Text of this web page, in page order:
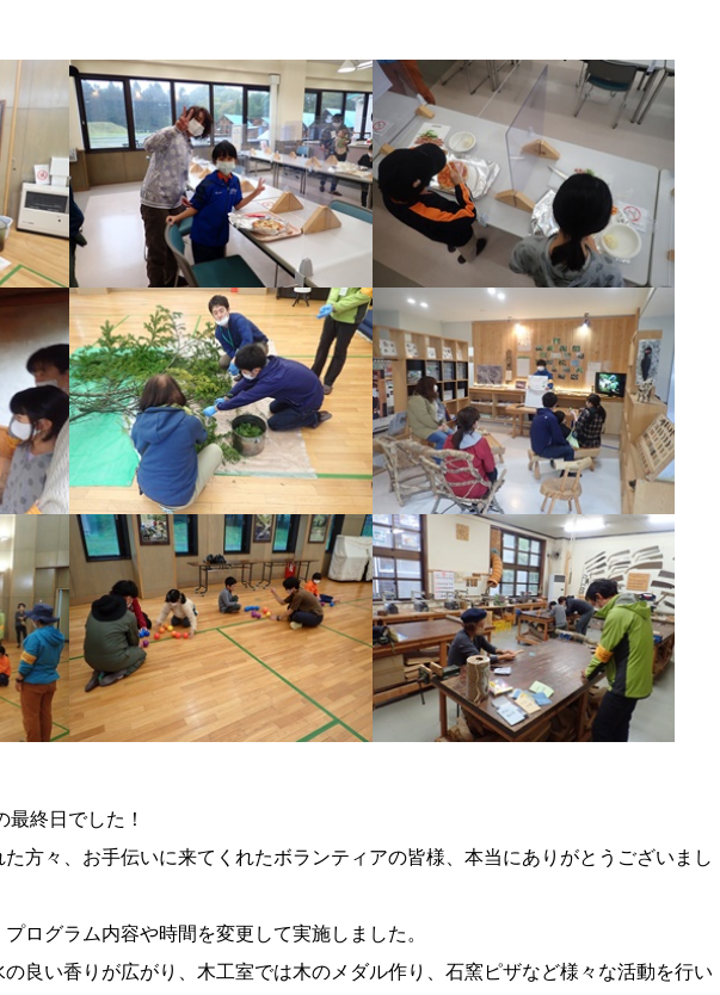
終日でした！
方々、お手伝いに来てくれたボランティアの皆様、本当にありがとうございまし
ログラム内容や時間を変更して実施しました。
良い香りが広がり、木工室では木のメダル作り、石窯ピザなど様々な活動を行い